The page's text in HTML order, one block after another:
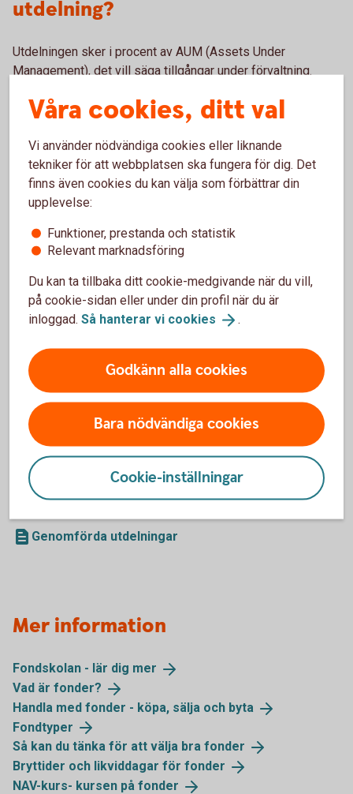
utdelning?
Utdelningen sker i procent av AUM (Assets Under
Management), det vill säga tillgångar under förvaltning.
procent som delas ut kan skilja sig ganska mycket från
Utdelning i Swedbank Roburs
fonder
Här ser du vilka av Swedbanks fonder som kan komma att
ge utdelning.
Corporate Bond Europe High Yield B
Corporate Bond Nordic High Yield B
Global High Dividend B
Obligation B
Selektiv Sverige B
Stiftelsefond B (betalar alltid ut 5 procent)
Sverige J
Talenten Aktiefond Mega J
Talenten Räntefond Mega B
Genomförda utdelningar
Mer information
Fondskolan - lär dig mer
Vad är fonder?
Handla med fonder - köpa, sälja och byta
Fondtyper
Så kan du tänka för att välja bra fonder
Bryttider och likviddagar för fonder
NAV-kurs- kursen på fonder
Våra cookies, ditt val
Vi använder nödvändiga cookies eller liknande
tekniker för att webbplatsen ska fungera för dig. Det
finns även cookies du kan välja som förbättrar din
upplevelse:
Funktioner, prestanda och statistik
Relevant marknadsföring
Du kan ta tillbaka ditt cookie-medgivande när du vill,
på cookie-sidan eller under din profil när du är
inloggad. Så hanterar vi cookies .
Godkänn alla cookies
Bara nödvändiga cookies
Cookie-inställningar